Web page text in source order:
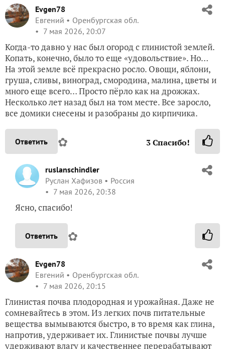
Evgen78
Евгений
Оренбургская обл.
7 мая 2026, 20:07
Когда-то давно у нас был огород с глинистой землей.
Копать, конечно, было то еще «удовольствие». Но…
На этой земле всё прекрасно росло. Овощи, яблони,
груша, сливы, виноград, смородина, малина, цветы и
много еще всего… Просто пёрло как на дрожжах.
Несколько лет назад был на том месте. Все заросло,
все домики снесены и разобраны до кирпичика.
Ответить ✿ 3Спасибо!
ruslanschindler
Руслан Хафизов
Россия
7 мая 2026, 20:38
Ясно, спасибо!
Ответить ✿
Evgen78
Евгений
Оренбургская обл.
7 мая 2026, 20:15
Глинистая почва плодородная и урожайная. Даже не
сомневайтесь в этом. Из легких почв питательные
вещества вымываются быстро, в то время как глина,
напротив, удерживает их. Глинистые почвы лучше
удерживают влагу и качественнее перерабатывают